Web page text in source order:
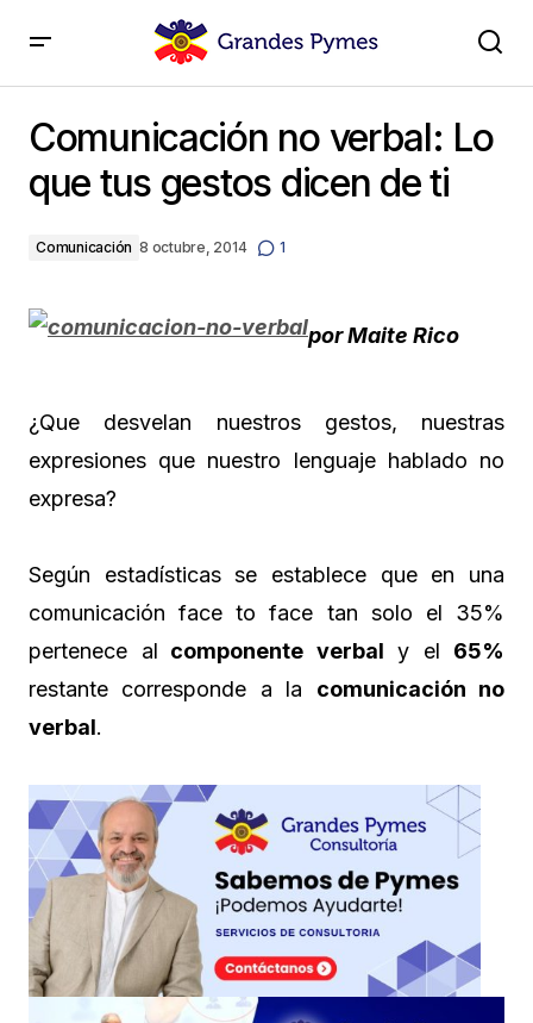
Comunicación no verbal: Lo
que tus gestos dicen de ti
Comunicación 8 octubre, 2014 1
por Maite Rico
¿Que desvelan nuestros gestos, nuestras
expresiones que nuestro lenguaje hablado no
expresa?
Según estadísticas se establece que en una
comunicación face to face tan solo el 35%
pertenece al componente verbal y el 65%
restante corresponde a la comunicación no
verbal.